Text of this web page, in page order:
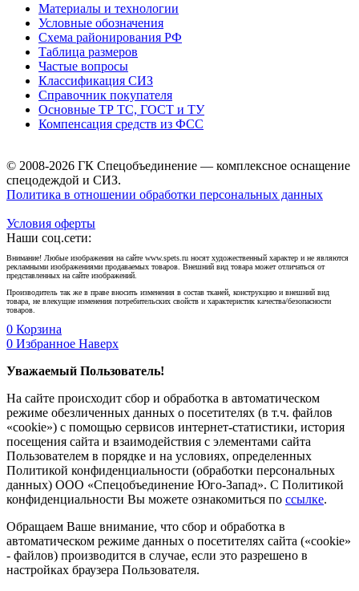
Материалы и технологии
Условные обозначения
Схема районирования РФ
Таблица размеров
Частые вопросы
Классификация СИЗ
Справочник покупателя
Основные ТР ТС, ГОСТ и ТУ
Компенсация средств из ФСС
© 2008-2026 ГК Спецобъединение — комплексное оснащение
спецодеждой и СИЗ.
Политика в отношении обработки персональных данных
Условия оферты
Наши соц.сети:
Внимание! Любые изображения на сайте www.spets.ru носят художественный характер и не являются
рекламными изображениями продаваемых товаров. Внешний вид товара может отличаться от
представленных на сайте изображений.
Производитель так же в праве вносить изменения в состав тканей, конструкцию и внешний вид
товара, не влекущие изменения потребительских свойств и характеристик качества/безопасности
товаров.
0 Корзина
0 Избранное Наверх
Уважаемый Пользователь!
На сайте происходит сбор и обработка в автоматическом
режиме обезличенных данных о посетителях (в т.ч. файлов
«cookie») с помощью сервисов интернет-статистики, история
посещения сайта и взаимодействия с элементами сайта
Пользователем в порядке и на условиях, определенных
Политикой конфиденциальности (обработки персональных
данных) ООО «Спецобъединение Юго-Запад». С Политикой
конфиденциальности Вы можете ознакомиться по ссылке.
Обращаем Ваше внимание, что сбор и обработка в
автоматическом режиме данных о посетителях сайта («cookie»
- файлов) производится в случае, если это разрешено в
настройках браузера Пользователя.